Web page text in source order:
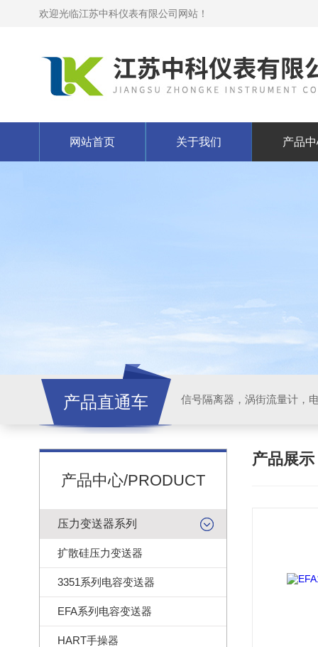
欢迎光临江苏中科仪表有限公司网站！
网站首页 关于我们 产品
产品直通车 信号隔离器，涡街流量计，
产品中心/PRODUCT
压力变送器系列
扩散硅压力变送器
3351系列电容变送器
EFA系列电容变送器
HART手操器
产品展示